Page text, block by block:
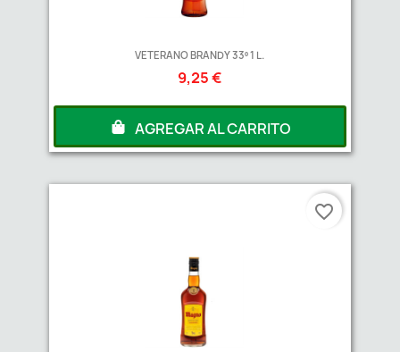
VETERANO BRANDY 33º 1 L.
9,25 €
AGREGAR AL CARRITO
favorite_border